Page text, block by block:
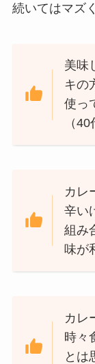
続いてはマズ
美味
キの
使っ
（40
カレ
辛い
組み
味が
カレ
時々
とは